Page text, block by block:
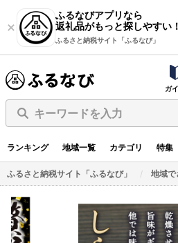
ふるなびアプリなら
返礼品がもっと探しやすい！
ふるさと納税サイト「ふるなび」
ガ
キーワードを入力
ランキング 地域一覧 カテゴリ 特集
ふるさと納税サイト「ふるなび」 地域で